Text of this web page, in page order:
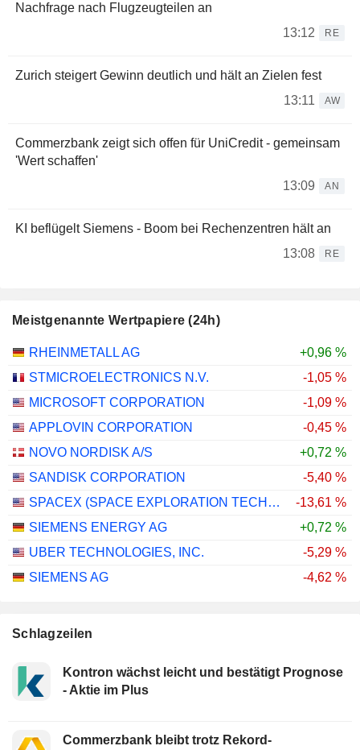
Nachfrage nach Flugzeugteilen an
13:12
RE
Zurich steigert Gewinn deutlich und hält an Zielen fest
13:11
AW
Commerzbank zeigt sich offen für UniCredit - gemeinsam
'Wert schaffen'
13:09
AN
KI beflügelt Siemens - Boom bei Rechenzentren hält an
13:08
RE
Meistgenannte Wertpapiere (24h)
RHEINMETALL AG
+0,96 %
STMICROELECTRONICS N.V.
-1,05 %
MICROSOFT CORPORATION
-1,09 %
APPLOVIN CORPORATION
-0,45 %
NOVO NORDISK A/S
+0,72 %
SANDISK CORPORATION
-5,40 %
SPACEX (SPACE EXPLORATION TECHNOLOGIES)
-13,61 %
SIEMENS ENERGY AG
+0,72 %
UBER TECHNOLOGIES, INC.
-5,29 %
SIEMENS AG
-4,62 %
Schlagzeilen
Kontron wächst leicht und bestätigt Prognose
- Aktie im Plus
Commerzbank bleibt trotz Rekord-